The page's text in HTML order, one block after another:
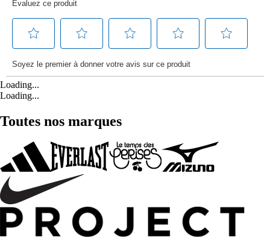
Loading...
Loading...
Toutes nos marques